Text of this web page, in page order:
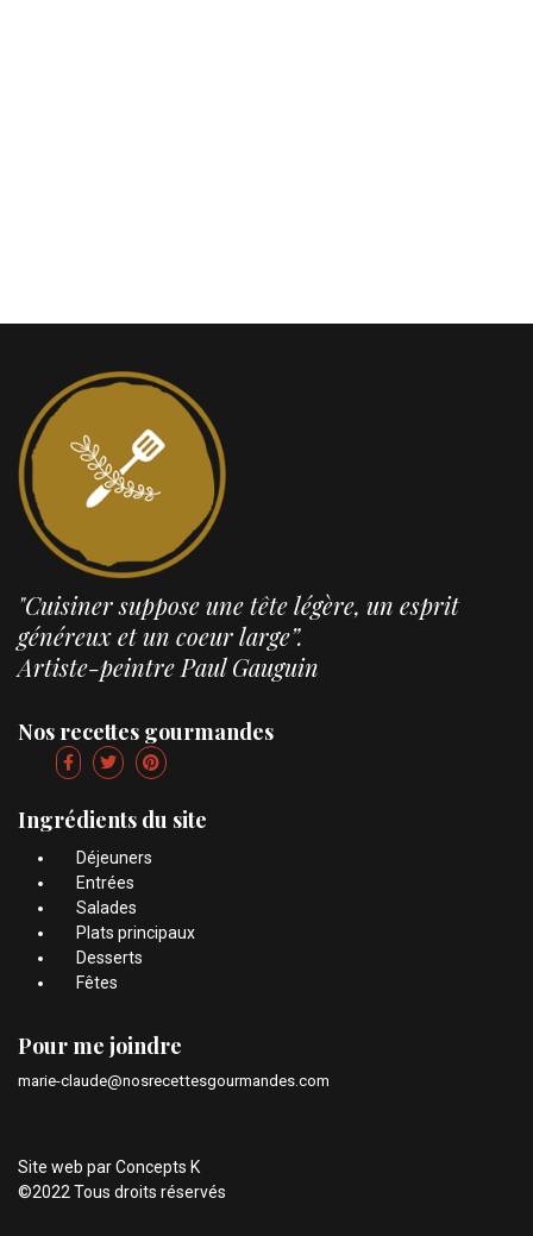
"Cuisiner suppose une tête légère, un esprit
généreux et un coeur large”.
Artiste-peintre Paul Gauguin
Nos recettes gourmandes
Ingrédients du site
Déjeuners
Entrées
Salades
Plats principaux
Desserts
Fêtes
Pour me joindre
marie-claude@nosrecettesgourmandes.com
Site web parConcepts K
©2022 Tous droits réservés